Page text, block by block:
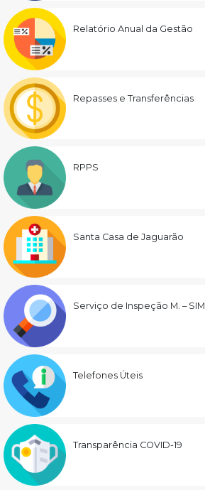
Relatório Anual da Gestão
Repasses e Transferências
RPPS
Santa Casa de Jaguarão
Serviço de Inspeção M. – SIM
Telefones Úteis
Transparência COVID-19